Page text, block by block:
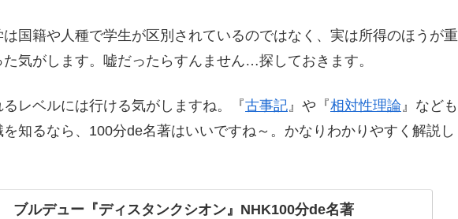
国籍や人種で学生が区別されているのではなく、実は所得のほうが重
気がします。嘘だったらすんません…探しておきます。
レベルには行ける気がしますね。『古事記』や『相対性理論』なども
知るなら、100分de名著はいいですね～。かなりわかりやすく解説し
ブルデュー『ディスタンクシオン』NHK100分de名著